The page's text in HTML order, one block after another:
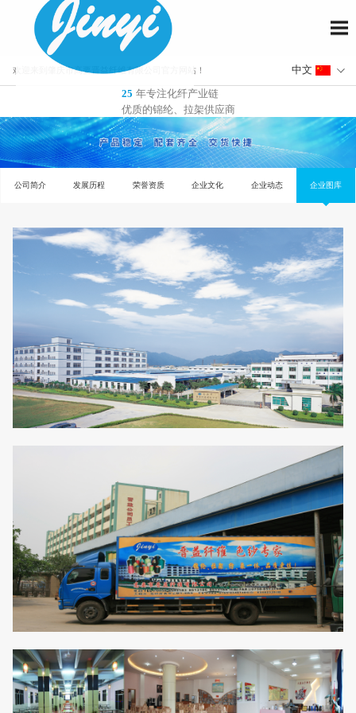
欢迎来到肇庆市高要晋益纤维有限公司官方网站！
25 年专注化纤产业链
优质的锦纶、拉架供应商
公司简介 发展历程 荣誉资质 企业文化 企业动态